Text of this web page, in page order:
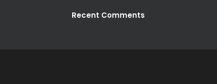
Recent Comments